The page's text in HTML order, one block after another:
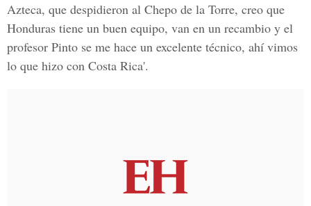
Azteca, que despidieron al Chepo de la Torre, creo que
Honduras tiene un buen equipo, van en un recambio y el
profesor Pinto se me hace un excelente técnico, ahí vimos
lo que hizo con Costa Rica'.